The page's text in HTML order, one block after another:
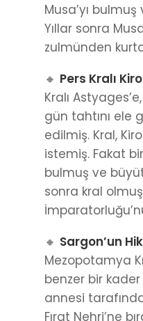
Musa’yı
Yıllar sonra
zulmünden
🔸 Pers Kralı
Kralı
gün tahtını ele
edilmiş. Kral,
istemiş. Fakat
bulmuş ve
sonra kral
🔸 Sargon’un
Mezopotamya
benzer bir
annesi
Fırat Nehri’ne